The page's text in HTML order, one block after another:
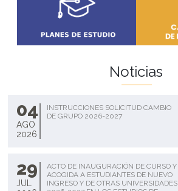
Noticias
04
AGO
2026
INSTRUCCIONES SOLICITUD CAMBIO
DE GRUPO 2026-2027
29
JUL
ACTO DE INAUGURACIÓN DE CURSO Y
ACOGIDA A ESTUDIANTES DE NUEVO
INGRESO Y DE OTRAS UNIVERSIDADES